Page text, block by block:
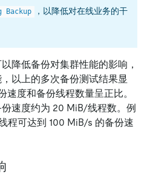
Backup
，以降低对在线业务的干
降低备份对集群性能的影响，
以上的多次备份测试结果显
速度和备份线程数量呈正比。
速度约为 20 MiB/线程数。例
程可达到 100 MiB/s 的备份速